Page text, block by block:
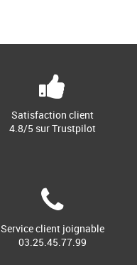
Satisfaction client
4.8/5 sur Trustpilot
Service client joignable
03.25.45.77.99